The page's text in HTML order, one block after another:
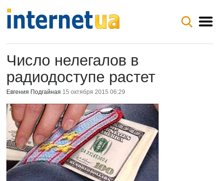
Число нелегалов в
радиодоступе растет
Евгения Подгайная 15 октября 2015 06:29